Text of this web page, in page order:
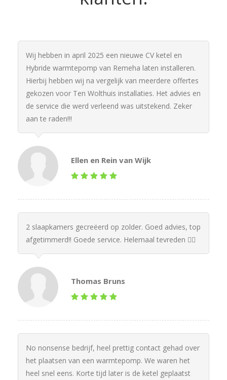
Wij hebben in april 2025 een nieuwe CV ketel en
Hybride warmtepomp van Remeha laten installeren.
Hierbij hebben wij na vergelijk van meerdere offertes
gekozen voor Ten Wolthuis installaties. Het advies en
de service die werd verleend was uitstekend. Zeker
aan te raden!!!
Ellen en Rein van Wijk
2 slaapkamers gecreëerd op zolder. Goed advies, top
afgetimmerd!! Goede service. Helemaal tevreden 👌🏻
Thomas Bruns
No nonsense bedrijf, heel prettig contact gehad over
het plaatsen van een warmtepomp. We waren het
heel snel eens. Korte tijd later is de ketel geplaatst